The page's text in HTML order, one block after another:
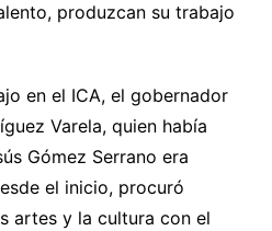
produzcan su trabajo
en el ICA, el gobernador
Varela, quien había
Gómez Serrano era
el inicio, procuró
artes y la cultura con el